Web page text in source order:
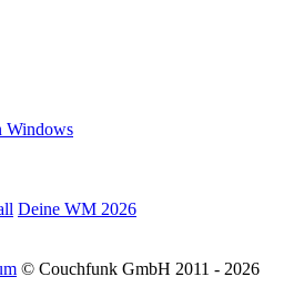
Windows
Deine WM 2026
© Couchfunk GmbH 2011 - 2026